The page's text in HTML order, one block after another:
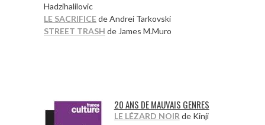
Hadzihalilovic
LE SACRIFICEde Andrei Tarkovski
STREET TRASH de James M.Muro
20 ANS DE MAUVAIS GENRES
LE LÉZARD NOIR de Kinji